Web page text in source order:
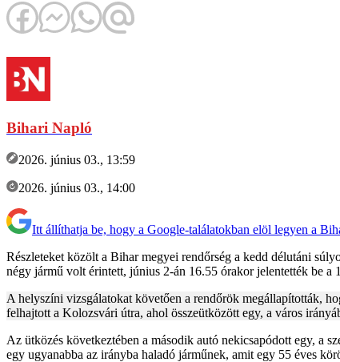
Bihari Napló
2026. június 03., 13:59
2026. június 03., 14:00
Itt állíthatja be, hogy a Google-találatokban elöl legyen a
Részleteket közölt a Bihar megyei rendőrség a kedd délutáni
négy jármű volt érintett, június 2-án 16.55 órakor jelentették be a
A helyszíni vizsgálatokat követően a rendőrök megállapították,
felhajtott a Kolozsvári útra, ahol összeütközött egy, a város
Az ütközés következtében a második autó nekicsapódott egy, a
egy ugyanabba az irányba haladó járműnek, amit egy 55 éves